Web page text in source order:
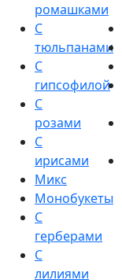
ромашками
С
тюльпанами
С
гипсофилой
С
розами
С
ирисами
Микс
Монобукеты
С
герберами
С
лилиями